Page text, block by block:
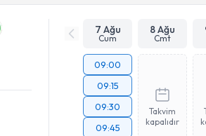
7 Ağu
Cum
8 Ağu
Cmt
09:00
09:15
09:30
09:45
Takvim
kapalıdır